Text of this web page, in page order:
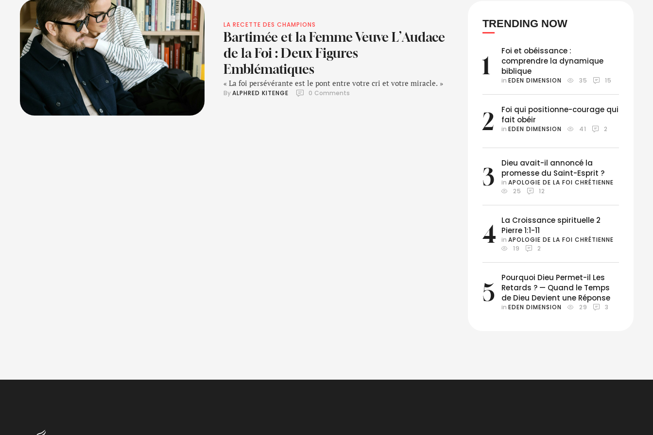
LA RECETTE DES CHAMPIONS
Bartimée et la Femme Veuve L’Audace
de la Foi : Deux Figures
Emblématiques
« La foi persévérante est le pont entre votre cri et votre miracle. »
By ALPHRED KITENGE 0 Comments
TRENDING NOW
1
Foi et obéissance :
comprendre la dynamique
biblique
in EDEN DIMENSION 35 15
2
Foi qui positionne-courage qui
fait obéir
in EDEN DIMENSION 41 2
3
Dieu avait-il annoncé la
promesse du Saint-Esprit ?
in APOLOGIE DE LA FOI CHRÉTIENNE
25
12
4
La Croissance spirituelle 2
Pierre 1:1-11
in APOLOGIE DE LA FOI CHRÉTIENNE
19
2
5
Pourquoi Dieu Permet-il Les
Retards ? — Quand le Temps
de Dieu Devient une Réponse
in EDEN DIMENSION 29 3